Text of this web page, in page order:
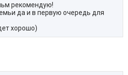
рекомендую!
да и в первую очередь для
хорошо)